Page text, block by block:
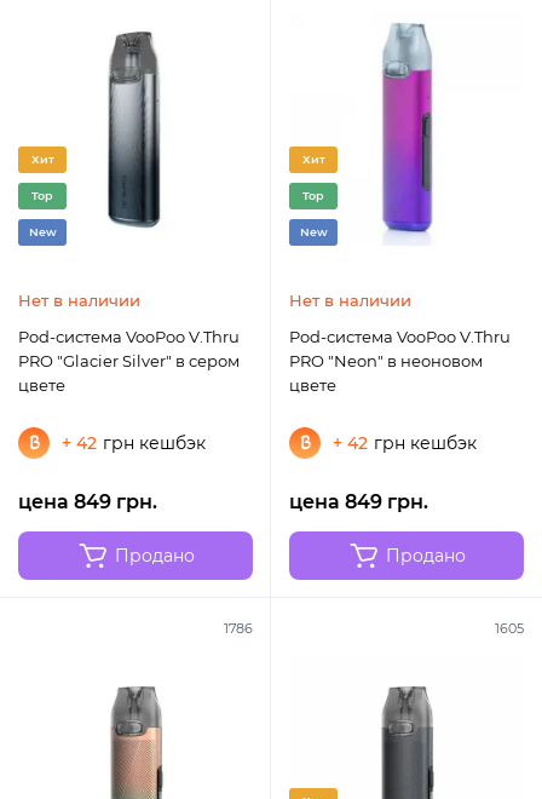
Хит
Top
New
Нет в наличии
Pod-система VooPoo V.Thru
PRO "Glacier Silver" в сером
цвете
+ 42 грн кешбэк
цена 849 грн.
Продано
Хит
Top
New
Нет в наличии
Pod-система VooPoo V.Thru
PRO "Neon" в неоновом
цвете
+ 42 грн кешбэк
цена 849 грн.
Продано
1786 1605